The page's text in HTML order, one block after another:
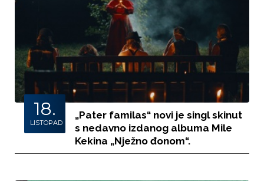
18.
LISTOPAD
„Pater familas“ novi je singl skinut
s nedavno izdanog albuma Mile
Kekina „Nježno đonom“.